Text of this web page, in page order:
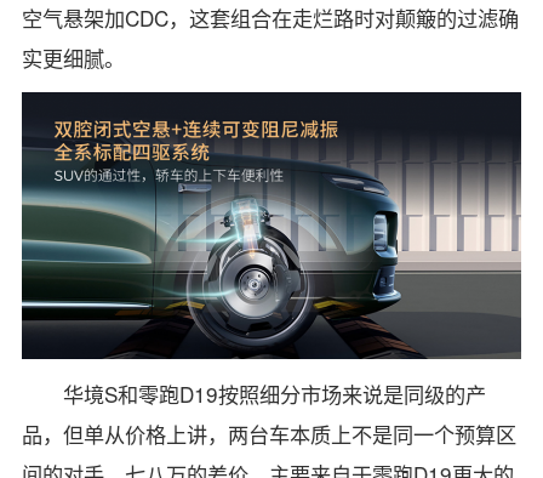
空气悬架加CDC，这套组合在走烂路时对颠簸的过滤确
实更细腻。
华境S和零跑D19按照细分市场来说是同级的产
品，但单从价格上讲，两台车本质上不是同一个预算区